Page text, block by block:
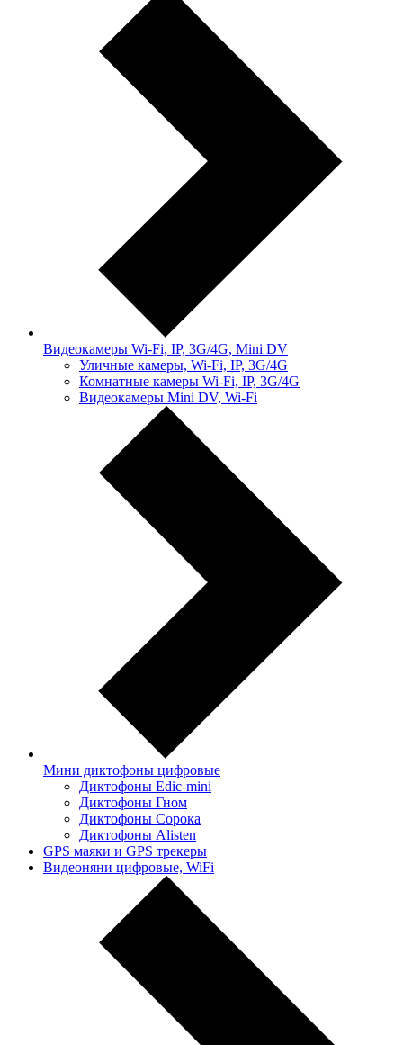
Видеокамеры Wi-Fi, IP, 3G/4G, Mini DV
Уличные камеры, Wi-Fi, IP, 3G/4G
Комнатные камеры Wi-Fi, IP, 3G/4G
Видеокамеры Mini DV, Wi-Fi
Мини диктофоны цифровые
Диктофоны Edic-mini
Диктофоны Гном
Диктофоны Сорока
Диктофоны Alisten
GPS маяки и GPS трекеры
Видеоняни цифровые, WiFi